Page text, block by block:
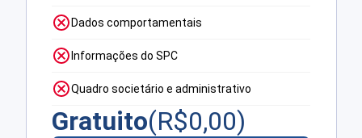
Dados comportamentais
Informações do SPC
Quadro societário e administrativo
Gratuito(R$0,00)